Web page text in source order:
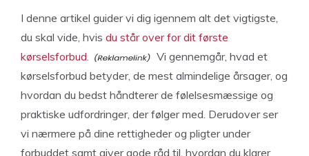
I denne artikel guider vi dig igennem alt det vigtigste,
du skal vide, hvis du står over for dit første
kørselsforbud.
Vi gennemgår, hvad et
kørselsforbud betyder, de mest almindelige årsager, og
hvordan du bedst håndterer de følelsesmæssige og
praktiske udfordringer, der følger med. Derudover ser
vi nærmere på dine rettigheder og pligter under
forbuddet samt giver gode råd til, hvordan du klarer